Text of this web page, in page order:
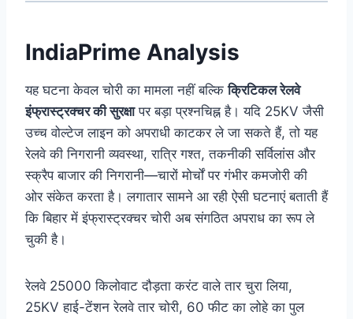
IndiaPrime Analysis
यह घटना केवल चोरी का मामला नहीं बल्किक्रिटिकल रेलवे
इंफ्रास्ट्रक्चर की सुरक्षापर बड़ा प्रश्नचिह्न है। यदि 25KV जैसी
उच्च वोल्टेज लाइन को अपराधी काटकर ले जा सकते हैं, तो यह
रेलवे की निगरानी व्यवस्था, रात्रि गश्त, तकनीकी सर्विलांस और
स्क्रैप बाजार की निगरानी—चारों मोर्चों पर गंभीर कमजोरी की
ओर संकेत करता है। लगातार सामने आ रही ऐसी घटनाएं बताती हैं
कि बिहार में इंफ्रास्ट्रक्चर चोरी अब संगठित अपराध का रूप ले
चुकी है।
रेलवे 25000 किलोवाट दौड़ता करंट वाले तार चुरा लिया,
25KV हाई-टेंशन रेलवे तार चोरी, 60 फीट का लोहे का पुल